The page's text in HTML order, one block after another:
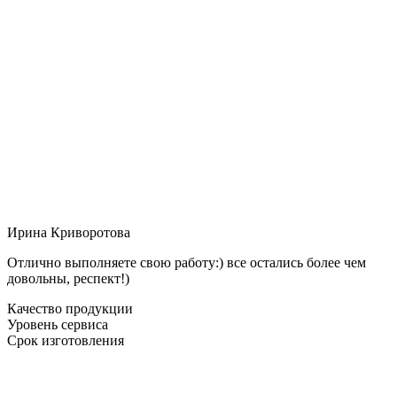
Ирина Криворотова
Отлично выполняете свою работу:) все остались более чем
довольны, респект!)
Качество продукции
Уровень сервиса
Срок изготовления